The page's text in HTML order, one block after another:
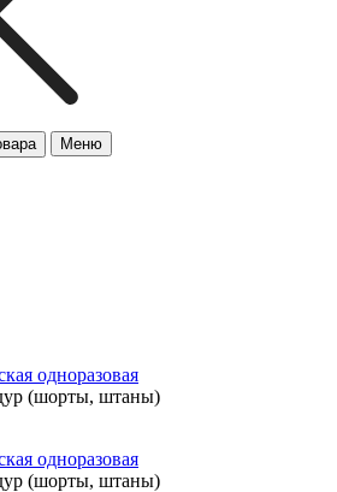
Меню
одноразовая
(шорты, штаны)
одноразовая
(шорты, штаны)